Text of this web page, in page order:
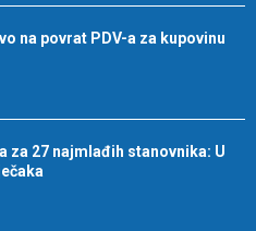
na povrat PDV-a za kupovinu
za 27 najmlađih stanovnika: U